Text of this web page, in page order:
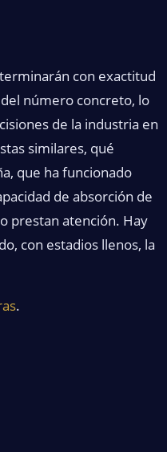
con exactitud
número concreto, lo
de la industria en
similares, qué
que ha funcionado
de absorción de
prestan atención. Hay
con estadios llenos, la
.